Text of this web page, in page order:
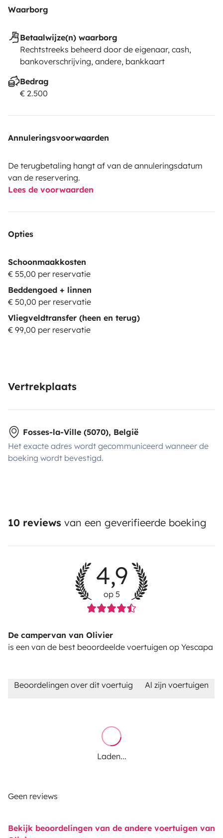
Waarborg
Betaalwijze(n) waarborg
Rechtstreeks beheerd door de eigenaar, cash,
bankoverschrijving, andere, bankkaart
Bedrag
€ 2.500
Annuleringsvoorwaarden
De terugbetaling hangt af van de annuleringsdatum
van de reservering.
Lees de voorwaarden
Opties
Schoonmaakkosten
€ 55,00 per reservatie
Beddengoed + linnen
€ 50,00 per reservatie
Vliegveldtransfer (heen en terug)
€ 99,00 per reservatie
Vertrekplaats
Fosses-la-Ville (5070), België
Het exacte adres wordt gecommuniceerd wanneer de
boeking wordt bevestigd.
10 reviews van een geverifieerde boeking
4,9
op 5
De campervan van Olivier
is een van de best beoordeelde voertuigen op Yescapa
Beoordelingen over dit voertuig Al zijn voertuigen
Laden...
Geen reviews
Bekijk beoordelingen van de andere voertuigen van